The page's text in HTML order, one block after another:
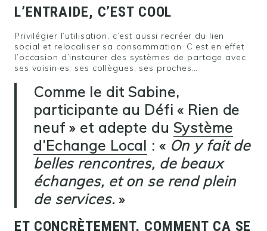
L’ENTRAIDE, C’EST COOL
Privilégier l’utilisation, c’est aussi recréer du lien
social et relocaliser sa consommation. C’est en effet
l’occasion d’instaurer des systèmes de partage avec
ses voisin·es, ses collègues, ses proches…
Comme le dit Sabine,
participante au Défi « Rien de
neuf » et adepte du Système
d’Echange Local : « On y fait de
belles rencontres, de beaux
échanges, et on se rend plein
de services.»
ET CONCRÈTEMENT, COMMENT ÇA SE